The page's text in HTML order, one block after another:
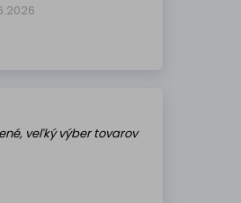
veľký výber tovarov